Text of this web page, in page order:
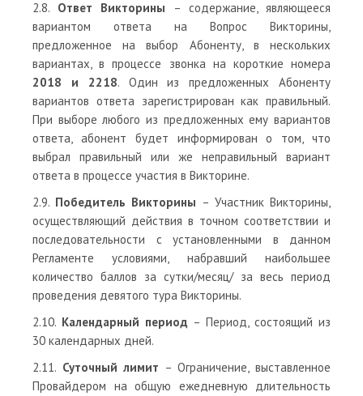
2.8. Ответ Викторины – содержание, являющееся
вариантом ответа на Вопрос Викторины,
предложенное на выбор Абоненту, в нескольких
вариантах, в процессе звонка на короткие номера
2018 и 2218. Один из предложенных Абоненту
вариантов ответа зарегистрирован как правильный.
При выборе любого из предложенных ему вариантов
ответа, абонент будет информирован о том, что
выбрал правильный или же неправильный вариант
ответа в процессе участия в Викторине.
2.9. Победитель Викторины – Участник Викторины,
осуществляющий действия в точном соответствии и
последовательности с установленными в данном
Регламенте условиями, набравший наибольшее
количество баллов за сутки/месяц/ за весь период
проведения девятого тура Викторины.
2.10. Календарный период – Период, состоящий из
30 календарных дней.
2.11. Суточный лимит – Ограничение, выставленное
Провайдером на общую ежедневную длительность